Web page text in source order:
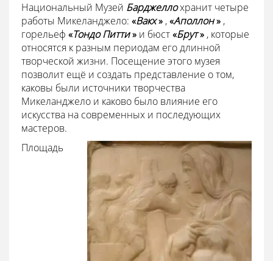
Национальный Музей Барджеллохранит четыре
работы Микеланджело: «Вакх»,«Аполлон»,
горельеф «Тондо Питти» и бюст«Брут», которые
относятся к разным периодам его длинной
творческой жизни. Посещение этого музея
позволит ещё и создать представление о том,
каковы были источники творчества
Микеланджело и каково было влияние его
искусства на современных и последующих
мастеров.
Площадь